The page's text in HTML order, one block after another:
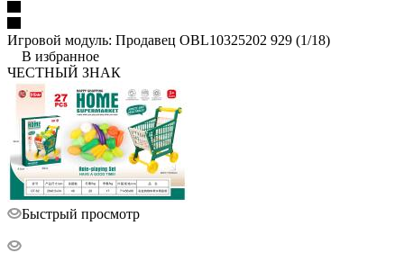
Игровой модуль: Продавец OBL10325202 929 (1/18)
В избранное
ЧЕСТНЫЙ ЗНАК
Быстрый просмотр